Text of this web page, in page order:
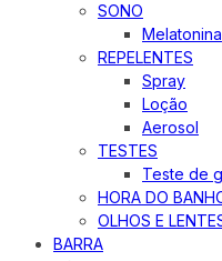
SONO
Melatonina
REPELENTES
Spray
Loção
Aerosol
TESTES
Teste de
HORA DO
OLHOS E
BARRA